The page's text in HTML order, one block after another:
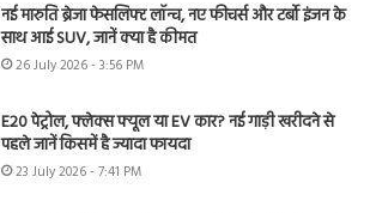
नई मारुति ब्रेजा फेसलिफ्ट लॉन्च, नए फीचर्स और टर्बो इंजन के
साथ आई SUV, जानें क्या है कीमत
26 July 2026 - 3:56 PM
E20 पेट्रोल, फ्लेक्स फ्यूल या EV कार? नई गाड़ी खरीदने से
पहले जानें किसमें है ज्यादा फायदा
23 July 2026 - 7:41 PM